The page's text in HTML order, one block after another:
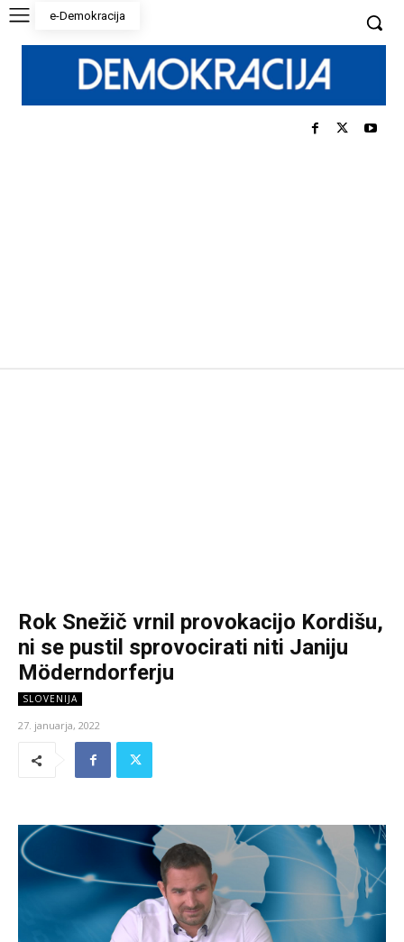
e-Demokracija
Rok Snežič vrnil provokacijo Kordišu,
ni se pustil sprovocirati niti Janiju
Möderndorferju
SLOVENIJA
27. januarja, 2022